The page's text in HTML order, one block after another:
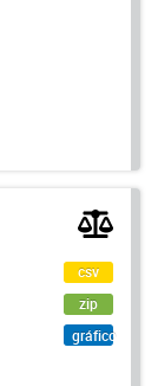
csv
zip
gráfico